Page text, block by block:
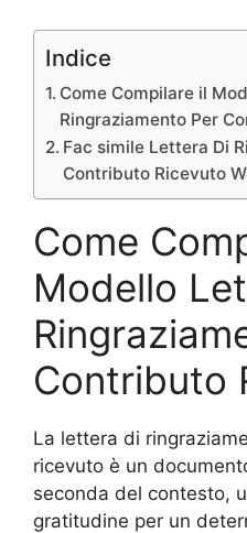
Indice
Come Compilare il
Ringraziamento Per
Fac simile Lettera Di
Contributo Ricevuto
Come
Modello
Contributo
La lettera di
ricevuto è un
seconda del contesto,
gratitudine per un